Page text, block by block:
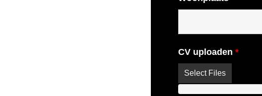
CV uploaden *
Select Files